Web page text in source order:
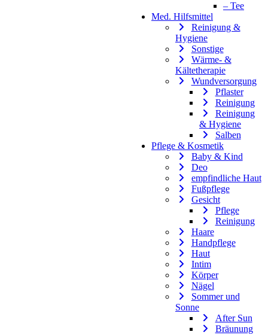
– Tee
Med. Hilfsmittel
Reinigung &
Hygiene
Sonstige
Wärme- &
Kältetherapie
Wundversorgung
Pflaster
Reinigung
Reinigung
& Hygiene
Salben
Pflege & Kosmetik
Baby & Kind
Deo
empfindliche Haut
Fußpflege
Gesicht
Pflege
Reinigung
Haare
Handpflege
Haut
Intim
Körper
Nägel
Sommer und
Sonne
After Sun
Bräunung